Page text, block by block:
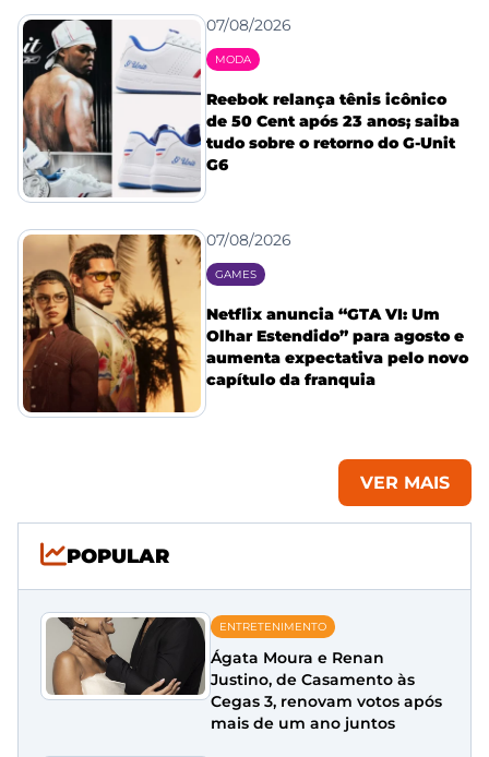
07/08/2026
MODA
Reebok relança tênis icônico
de 50 Cent após 23 anos; saiba
tudo sobre o retorno do G-Unit
G6
07/08/2026
GAMES
Netflix anuncia “GTA VI: Um
Olhar Estendido” para agosto e
aumenta expectativa pelo novo
capítulo da franquia
VER MAIS
POPULAR
ENTRETENIMENTO
Ágata Moura e Renan
Justino, de Casamento às
Cegas 3, renovam votos após
mais de um ano juntos